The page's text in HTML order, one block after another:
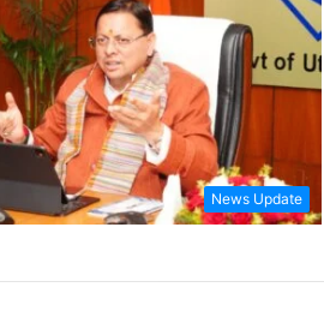
News Update